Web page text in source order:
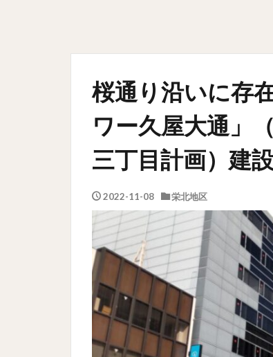
桜通り沿いに存
ワー久屋大通」
三丁目計画）建
2022-11-08 栄北地区